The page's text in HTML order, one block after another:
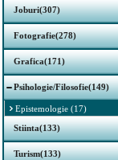
Joburi(307)
Fotografie(278)
Grafica(171)
Psihologie/Filosofie(149)
Epistemologie (17)
Stiinta(133)
Turism(133)